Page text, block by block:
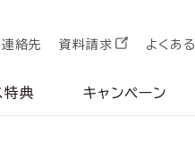
絡先 資料請求 よくあ
特典 キャンペーン